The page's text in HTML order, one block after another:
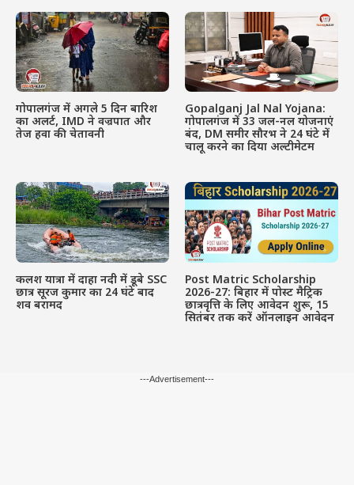
गोपालगंज में अगले 5 दिन बारिश
का अलर्ट, IMD ने वज्रपात और
तेज हवा की चेतावनी
Gopalganj Jal Nal Yojana:
गोपालगंज में 33 जल-नल योजनाएं
बंद, DM समीर सौरभ ने 24 घंटे में
चालू करने का दिया अल्टीमेटम
कलश यात्रा में दाहा नदी में डूबे SSC
छात्र सूरज कुमार का 24 घंटे बाद
शव बरामद
Post Matric Scholarship
2026-27: बिहार में पोस्ट मैट्रिक
छात्रवृत्ति के लिए आवेदन शुरू, 15
सितंबर तक करें ऑनलाइन आवेदन
---Advertisement---